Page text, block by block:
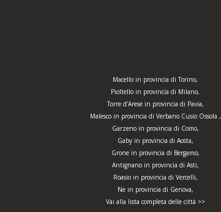
Macello in provincia di Torino,
Pioltello in provincia di Milano,
Torre d’Arese in provincia di Pavia,
Malesco in provincia di Verbano Cusio Ossola ,
Garzeno in provincia di Como,
Gaby in provincia di Aosta,
Grone in provincia di Bergamo,
Antignano in provincia di Asti,
Roasio in provincia di Vercelli,
Ne in provincia di Genova,
Vai alla lista completa delle città >>